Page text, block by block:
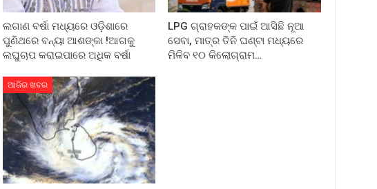
ଲଗାଣ ବର୍ଷା ମଧ୍ୟରେ ଓଡ଼ିଶାରେ
ପୁଣିଥରେ ବନ୍ୟା ଆଶଙ୍କା !ଆଗକୁ
ଲଘୁଚାପ କରାଇପାରେ ଅଧିକ ବର୍ଷା
LPG ଗ୍ରାହକଙ୍କ ପାଇଁ ଆସିଛି ନୂଆ
ସେବା, ମାତ୍ର ତିନି ଘଣ୍ଟା ମଧ୍ୟରେ
ମିଳିବ ୧୦ କିଲୋଗ୍ରାମ…
ଆଜିର ଖବର